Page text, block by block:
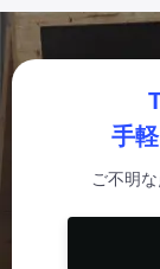
手
ご不明